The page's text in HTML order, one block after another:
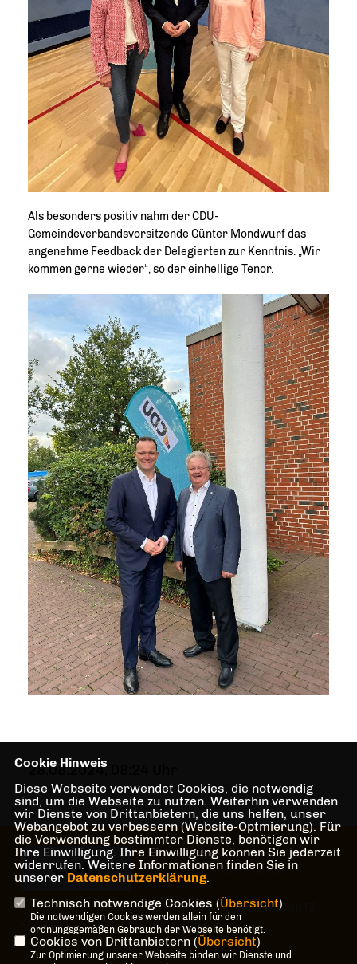
Als besonders positiv nahm der CDU-
Gemeindeverbandsvorsitzende Günter Mondwurf das
angenehme Feedback der Delegierten zur Kenntnis. „Wir
kommen gerne wieder“, so der einhellige Tenor.
28.08.2024, 08:24 Uhr
Herzlich Willkommen beim CDU
Gemeindeverband Senden
IMPRESSUM
DATENSCHUTZ
KONTAKT
MITGLIEDERBEREICH
Cookie Hinweis
Diese Webseite verwendet Cookies, die notwendig
sind, um die Webseite zu nutzen. Weiterhin verwenden
wir Dienste von Drittanbietern, die uns helfen, unser
Webangebot zu verbessern (Website-Optmierung). Für
die Verwendung bestimmter Dienste, benötigen wir
Ihre Einwilligung. Ihre Einwilligung können Sie jederzeit
widerrufen. Weitere Informationen finden Sie in
unserer Datenschutzerklärung.
Technisch notwendige Cookies (Übersicht)
Die notwendigen Cookies werden allein für den
ordnungsgemäßen Gebrauch der Webseite benötigt.
Cookies von Drittanbietern (Übersicht)
Zur Optimierung unserer Webseite binden wir Dienste und